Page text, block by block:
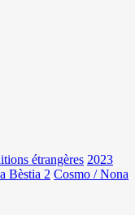
étrangères 2023
Bèstia 2 Cosmo / Nona